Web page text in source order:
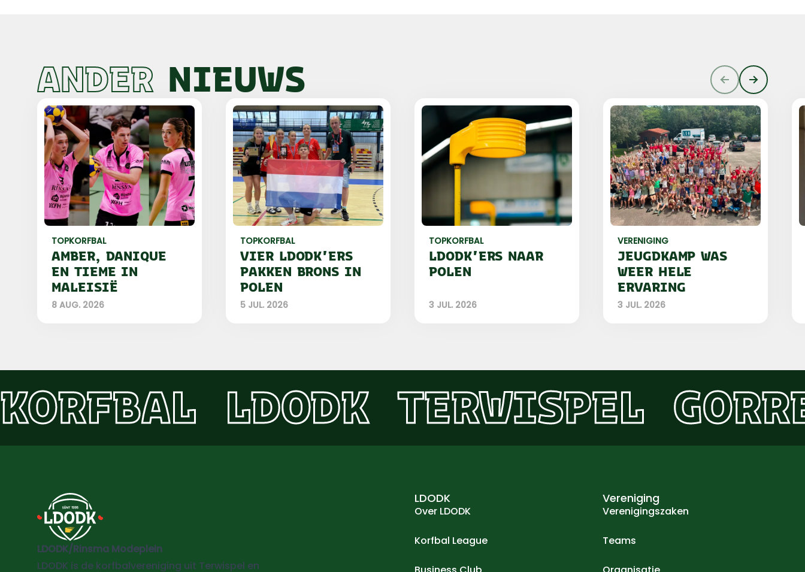
ANDER NIEUWS
TOPKORFBAL
AMBER, DANIQUE
EN TIEME IN
MALEISIË
8 AUG. 2026
TOPKORFBAL
VIER LDODK'ERS
PAKKEN BRONS IN
POLEN
5 JUL. 2026
TOPKORFBAL
LDODK'ERS NAAR
POLEN
3 JUL. 2026
VERENIGING
JEUGDKAMP WAS
WEER HELE
ERVARING
3 JUL. 2026
KORFBAL LDODK TERWISPEL
LDODK/Rinsma Modeplein
LDODK is de korfbalvereniging uit Terwispel en
LDODK
Over LDODK
Korfbal League
Vereniging
Verenigingszaken
Teams